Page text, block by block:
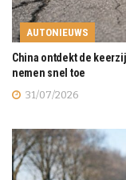
AUTONIEUWS
China ontdekt de
nemen snel toe
31/07/2026